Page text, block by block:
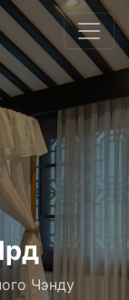
Чэнду